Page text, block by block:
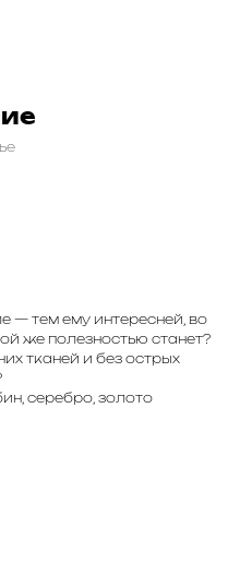
— тем ему интересней, во
же полезностью станет?
тканей и без острых
серебро, золото